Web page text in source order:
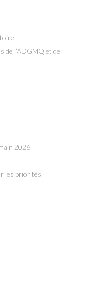
de l’ADGMQ et de
2026
les priorités